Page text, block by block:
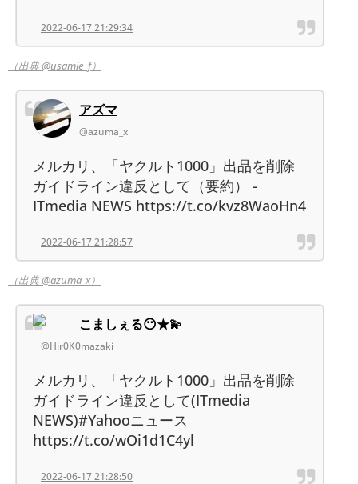
2022-06-17 21:29:34
（出典 @usamie_f）
アズマ
@azuma_x
メルカリ、「ヤクルト1000」出品を削除
ガイドライン違反として（要約） -
ITmedia NEWS https://t.co/kvz8WaoHn4
2022-06-17 21:28:57
（出典 @azuma_x）
こましぇる😶★💫
@Hir0K0mazaki
メルカリ、「ヤクルト1000」出品を削除
ガイドライン違反として(ITmedia
NEWS)#Yahooニュース
https://t.co/wOi1d1C4yl
2022-06-17 21:28:50